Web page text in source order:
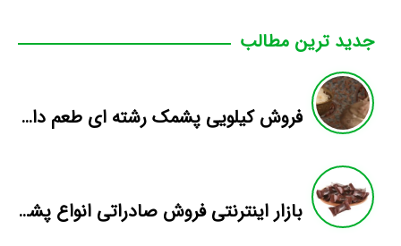
جدید ترین مطالب
فروش کیلویی پشمک رشته ای طعم دار میوه
بازار اینترنتی فروش صادراتی انواع پشمک الیافی/شکلاتی